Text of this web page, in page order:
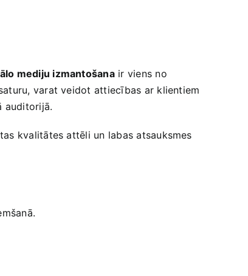
mediju izmantošanair viens no⁤
varat veidot attiecības ar klientiem
auditorijā.
kvalitātes‌ attēli un labas atsauksmes